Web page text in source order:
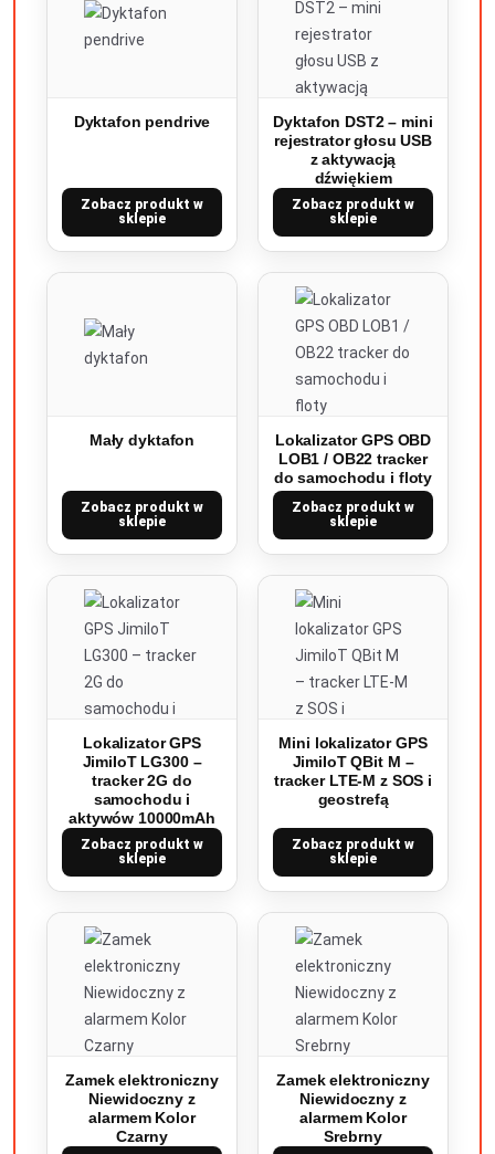
Dyktafon pendrive
Zobacz produkt w
sklepie
Dyktafon DST2 – mini
rejestrator głosu USB
z aktywacją
dźwiękiem
Zobacz produkt w
sklepie
Mały dyktafon
Zobacz produkt w
sklepie
Lokalizator GPS OBD
LOB1 / OB22 tracker
do samochodu i floty
Zobacz produkt w
sklepie
Lokalizator GPS
JimiIoT LG300 –
tracker 2G do
samochodu i
aktywów 10000mAh
Zobacz produkt w
sklepie
Mini lokalizator GPS
JimiIoT QBit M –
tracker LTE-M z SOS i
geostrefą
Zobacz produkt w
sklepie
Zamek elektroniczny
Niewidoczny z
alarmem Kolor
Czarny
Zamek elektroniczny
Niewidoczny z
alarmem Kolor
Srebrny